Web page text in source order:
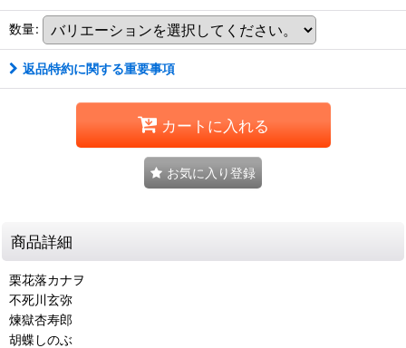
数量:
返品特約に関する重要事項
カートに入れる
お気に入り登録
商品詳細
栗花落カナヲ
不死川玄弥
煉獄杏寿郎
胡蝶しのぶ